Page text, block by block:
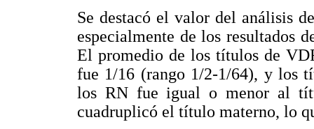
Se destacó el valor del análisis
especialmente de los resultados
El promedio de los títulos de
fue 1/16 (rango 1/2-1/64), y los
los RN fue igual o menor al
cuadruplicó el título materno, lo